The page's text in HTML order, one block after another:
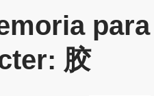
para
胶